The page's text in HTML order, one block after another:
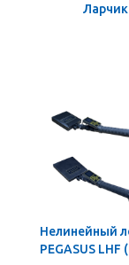
Ларчик
Нелинейный
PEGASUS LHF